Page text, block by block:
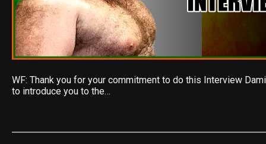
WF: Thank you for your commitment to do this Interview
to introduce you to the…